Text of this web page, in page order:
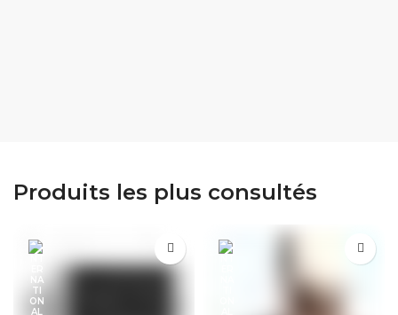
Produits les plus consultés